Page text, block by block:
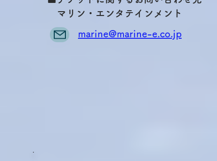
マリン・エンタテインメント
marine@marine-e.co.jp